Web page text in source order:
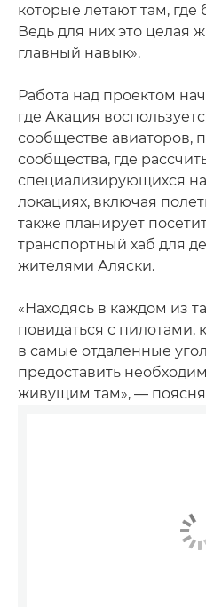
которые летают там, где
Ведь для них это целая
главный навык».
Работа над проектом
где Акация
сообществе авиаторов,
сообщества, где
специализирующихся
локациях, включая
также планирует
транспортный хаб для
жителями Аляски.
«Находясь в каждом из
повидаться с пилотами,
в самые отдаленные
предоставить
живущим там», —